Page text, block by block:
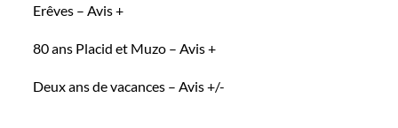
Erêves – Avis +
80 ans Placid et Muzo – Avis +
Deux ans de vacances – Avis +/-